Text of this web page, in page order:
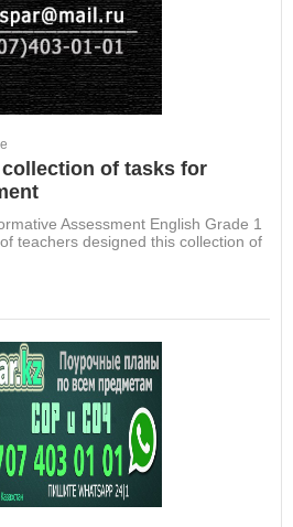
collection of tasks for
Assessment English Grade 1
teachers designed this collection of